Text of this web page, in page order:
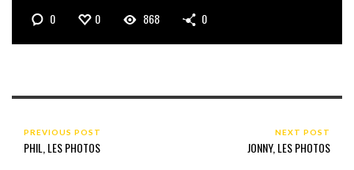
0 0 868 0
PREVIOUS POST
PHIL, LES PHOTOS
NEXT POST
JONNY, LES PHOTOS